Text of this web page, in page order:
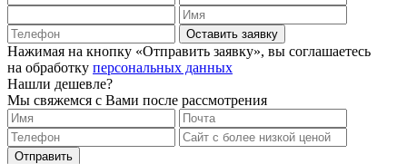
Оставить заявку
Нажимая на кнопку «Отправить заявку», вы соглашаетесь
на обработку персональных данных
Нашли дешевле?
Мы свяжемся с Вами после рассмотрения
Отправить